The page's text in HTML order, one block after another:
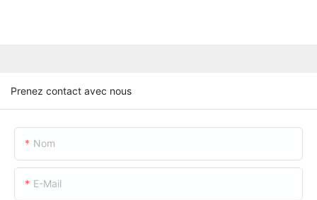
Prenez contact avec nous
Nom
E-Mail